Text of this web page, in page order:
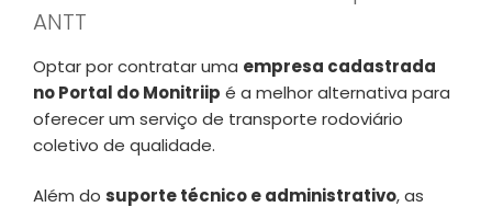
ANTT
Optar por contratar uma empresa cadastrada
no Portal do Monitriip é a melhor alternativa para
oferecer um serviço de transporte rodoviário
coletivo de qualidade.
Além do suporte técnico e administrativo, as